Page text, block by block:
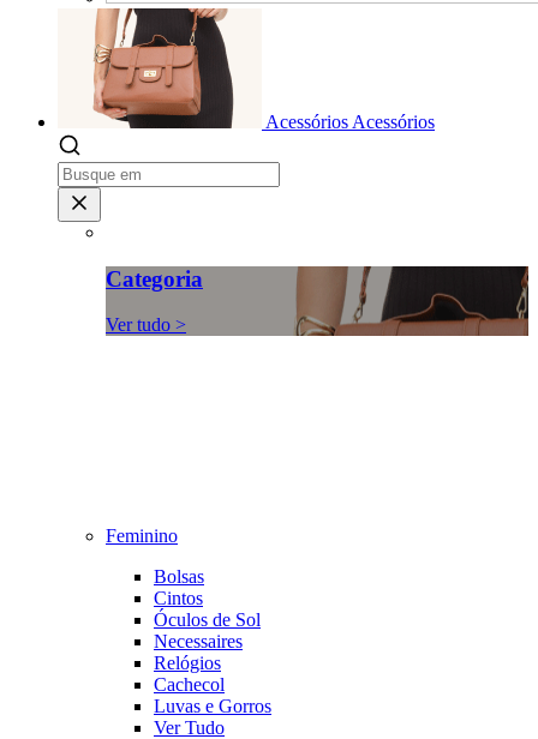
Acessórios Acessórios
Categoria
Ver tudo >
Feminino
Bolsas
Cintos
Óculos de Sol
Necessaires
Relógios
Cachecol
Luvas e Gorros
Ver Tudo